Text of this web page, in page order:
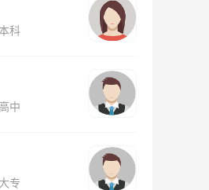
本科
高中
大专